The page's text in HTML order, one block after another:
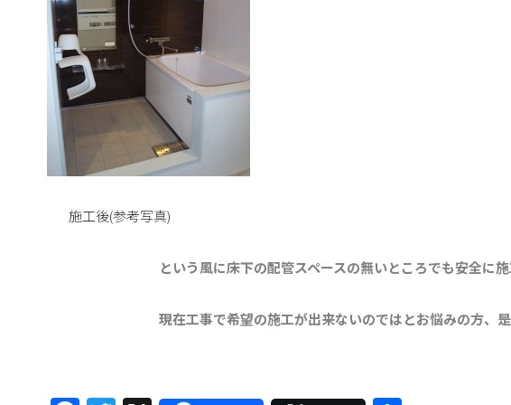
施工後(参考写真)
という風に床下の配管スペースの無いところでも安全に施
現在工事で希望の施工が出来ないのではとお悩みの方、